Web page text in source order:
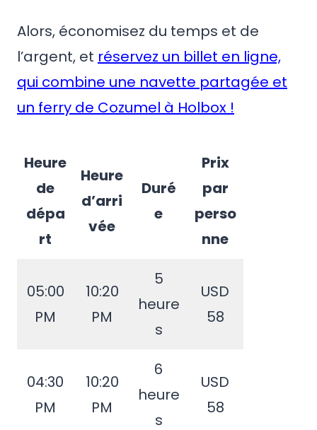
Alors, économisez du temps et de
l’argent, et réservez un billet en ligne,
qui combine une navette partagée et
un ferry de Cozumel à Holbox !
Heure
de
dépa
rt
Heure
d’arri
vée
Duré
e
Prix
par
perso
nne
05:00
PM
10:20
PM
5
heure
s
USD
58
04:30
PM
10:20
PM
6
heure
s
USD
58